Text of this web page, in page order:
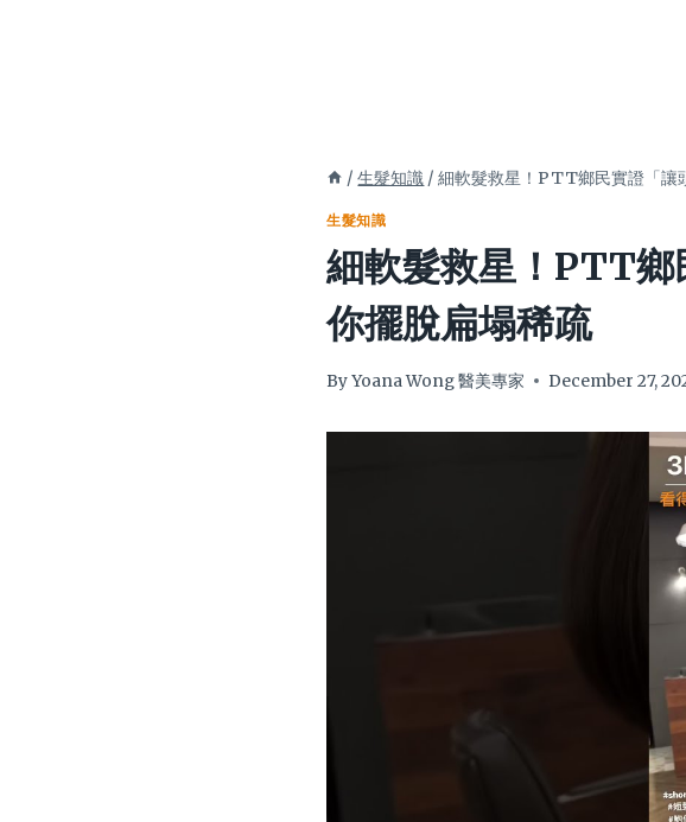
/ 生髮知識 / 細軟髮救星！PTT鄉民實證「讓
生髮知識
細軟髮救星！PTT鄉
你擺脫扁塌稀疏
ByYoana Wong 醫美專家 December 27,